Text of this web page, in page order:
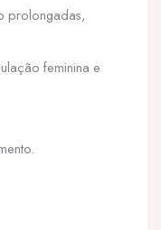
prolongadas,
feminina e